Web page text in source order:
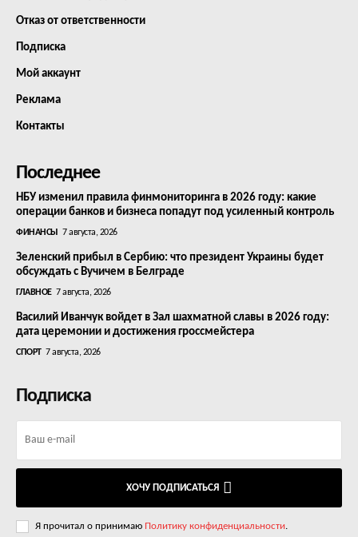
Отказ от ответственности
Подписка
Мой аккаунт
Реклама
Контакты
Последнее
НБУ изменил правила финмониторинга в 2026 году: какие
операции банков и бизнеса попадут под усиленный контроль
ФИНАНСЫ 7 августа, 2026
Зеленский прибыл в Сербию: что президент Украины будет
обсуждать с Вучичем в Белграде
ГЛАВНОЕ 7 августа, 2026
Василий Иванчук войдет в Зал шахматной славы в 2026 году:
дата церемонии и достижения гроссмейстера
СПОРТ 7 августа, 2026
Подписка
ХОЧУ ПОДПИСАТЬСЯ
Я прочитал о принимаю Политику конфиденциальности.